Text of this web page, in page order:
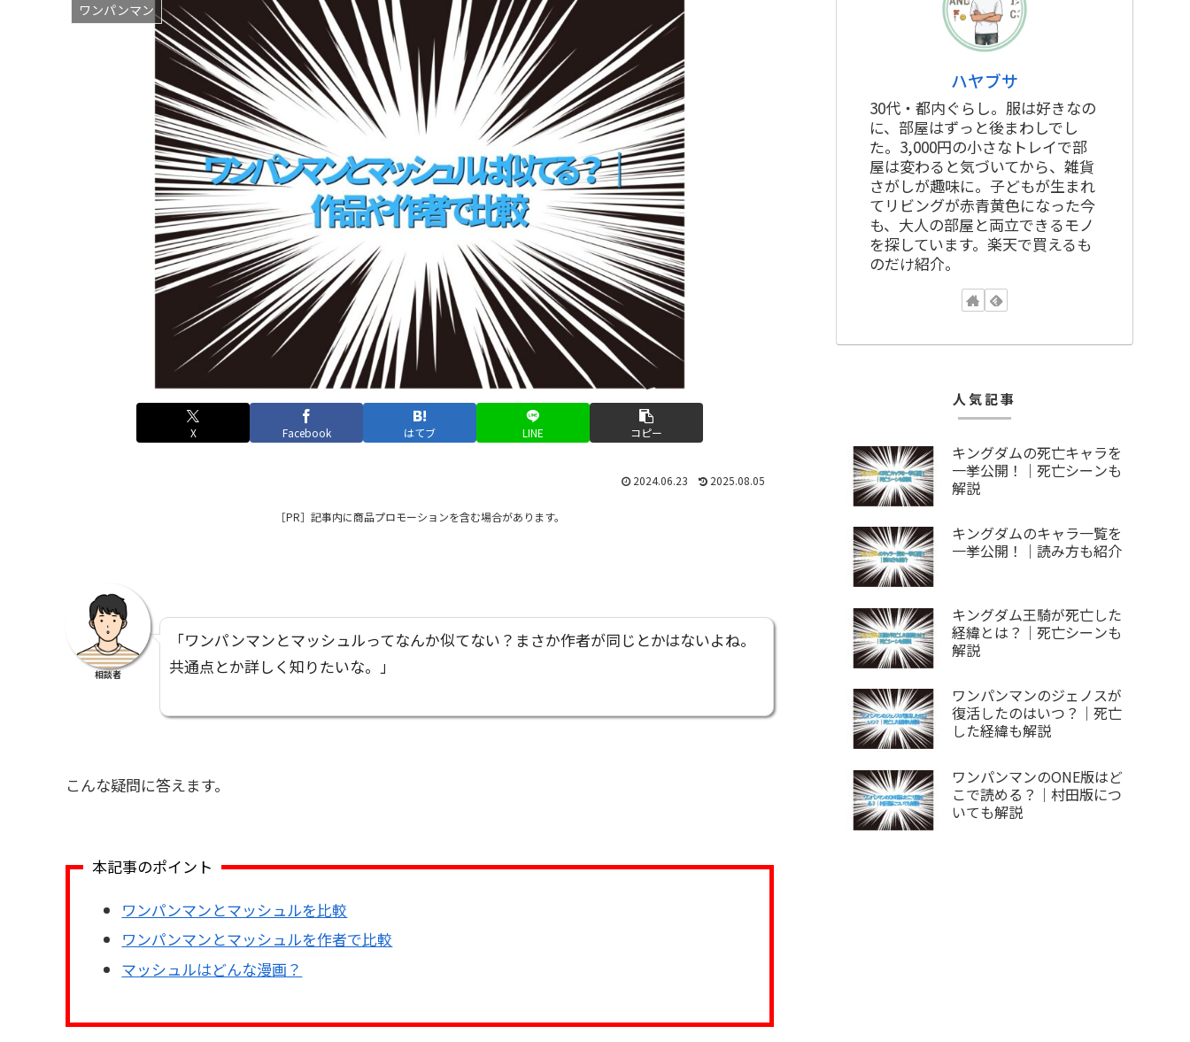
ワンパンマン
X Facebook はてブ LINE コピー
2024.06.23 2025.08.05
［PR］ 記事内に商品プロモーションを含む場合があります。
相談者
「ワンパンマンとマッシュルってなんか似てない？まさか作者が同じとかはないよね。
共通点とか詳しく知りたいな。」
こんな疑問に答えます。
本記事のポイント
ワンパンマンとマッシュルを比較
ワンパンマンとマッシュルを作者で比較
マッシュルはどんな漫画？
ハヤブサ
30代・都内ぐらし。服は好きなの
に、部屋はずっと後まわしでし
た。3,000円の小さなトレイで部
屋は変わると気づいてから、雑貨
さがしが趣味に。子どもが生まれ
てリビングが赤青黄色になった今
も、大人の部屋と両立できるモノ
を探しています。楽天で買えるも
のだけ紹介。
人気記事
キングダムの死亡キャラを
一挙公開！｜死亡シーンも
解説
キングダムのキャラ一覧を
一挙公開！｜読み方も紹介
キングダム王騎が死亡した
経緯とは？｜死亡シーンも
解説
ワンパンマンのジェノスが
復活したのはいつ？｜死亡
した経緯も解説
ワンパンマンのONE版はど
こで読める？｜村田版につ
いても解説